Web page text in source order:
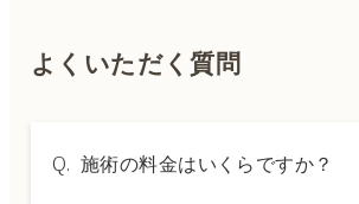
よくいただく質問
Q. 施術の料金はいくらですか？